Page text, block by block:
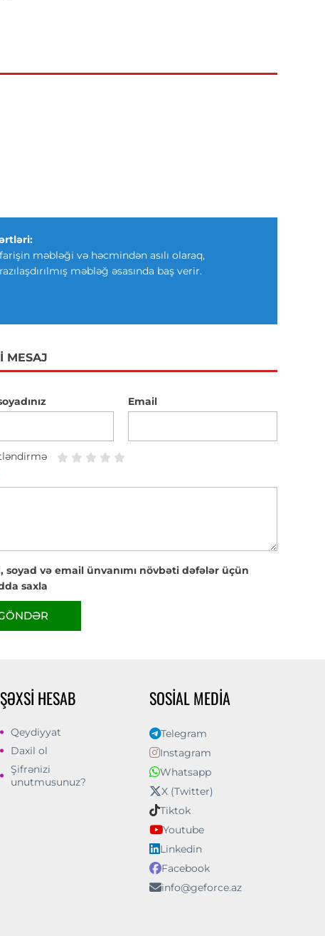
məbləği və həcmindən asılı olaraq,
məbləğ əsasında baş verir.
MESAJ
Email
soyad və email ünvanımı növbəti dəfələr üçün
saxla
ŞƏXSI HESAB
Qeydiyyat
Daxil ol
Şifrənizi
unutmusunuz?
SOSIAL MEDIA
Telegram
Instagram
Whatsapp
X (Twitter)
Tiktok
Youtube
Linkedin
Facebook
info@geforce.az